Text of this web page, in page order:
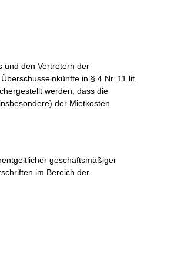
und den Vertretern der
in § 4 Nr. 11 lit.
werden, dass die
der Mietkosten
geschäftsmäßiger
im Bereich der